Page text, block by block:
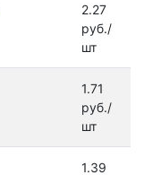
2.27
руб./
шт
1.71
руб./
шт
1.39